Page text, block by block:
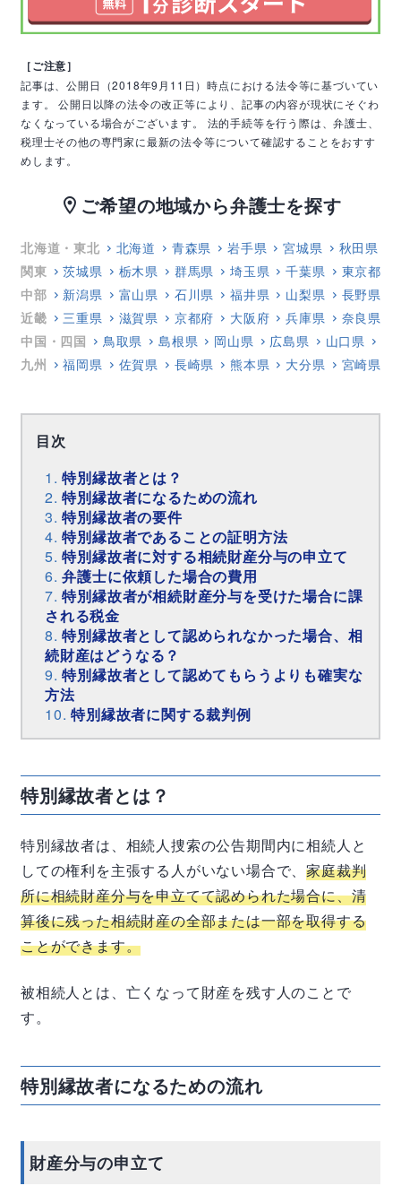
［ご注意］
記事は、公開日（2018年9月11日）時点における法令等に基づいてい
ます。
公開日以降の法令の改正等により、記事の内容が現状にそぐわ
なくなっている場合がございます。
法的手続等を行う際は、弁護士、
税理士その他の専門家に最新の法令等について確認することをおすす
めします。
location_on ご希望の地域から弁護士を探す
北海道・東北 北海道 青森県 岩手県 宮城県 秋田県
関東
茨城県 栃木県 群馬県 埼玉県 千葉県 東京都
中部
新潟県 富山県 石川県 福井県 山梨県 長野県
近畿
三重県 滋賀県 京都府 大阪府 兵庫県 奈良県
中国・四国
鳥取県 島根県 岡山県 広島県 山口県
九州
福岡県 佐賀県 長崎県 熊本県 大分県 宮崎県
目次
特別縁故者とは？
特別縁故者になるための流れ
特別縁故者の要件
特別縁故者であることの証明方法
特別縁故者に対する相続財産分与の申立て
弁護士に依頼した場合の費用
特別縁故者が相続財産分与を受けた場合に課
される税金
特別縁故者として認められなかった場合、相
続財産はどうなる？
特別縁故者として認めてもらうよりも確実な
方法
特別縁故者に関する裁判例
特別縁故者とは？
特別縁故者は、相続人捜索の公告期間内に相続人と
しての権利を主張する人がいない場合で、家庭裁判
所に相続財産分与を申立てて認められた場合に、清
算後に残った相続財産の全部または一部を取得する
ことができます。
被相続人とは、亡くなって財産を残す人のことで
す。
特別縁故者になるための流れ
財産分与の申立て